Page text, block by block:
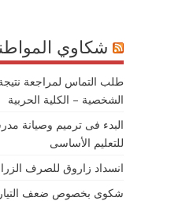
شكاوي
طلب التماس لمراجعة
الشخصية – الكلية الحربية
البدء فى ترميم وصيانة
للتعليم الأساسى
انسداد زاروق للصرف
شكوى بخصوص ضعف التيار